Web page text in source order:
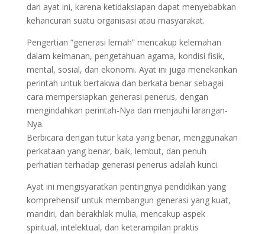
dari ayat ini, karena ketidaksiapan dapat menyebabkan
kehancuran suatu organisasi atau masyarakat.
Pengertian “generasi lemah” mencakup kelemahan
dalam keimanan, pengetahuan agama, kondisi fisik,
mental, sosial, dan ekonomi. Ayat ini juga menekankan
perintah untuk bertakwa dan berkata benar sebagai
cara mempersiapkan generasi penerus, dengan
mengindahkan perintah-Nya dan menjauhi larangan-
Nya.
Berbicara dengan tutur kata yang benar, menggunakan
perkataan yang benar, baik, lembut, dan penuh
perhatian terhadap generasi penerus adalah kunci.
Ayat ini mengisyaratkan pentingnya pendidikan yang
komprehensif untuk membangun generasi yang kuat,
mandiri, dan berakhlak mulia, mencakup aspek
spiritual, intelektual, dan keterampilan praktis